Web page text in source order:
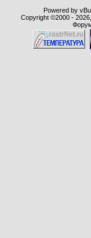
Powered by
Copyright ©2000 -